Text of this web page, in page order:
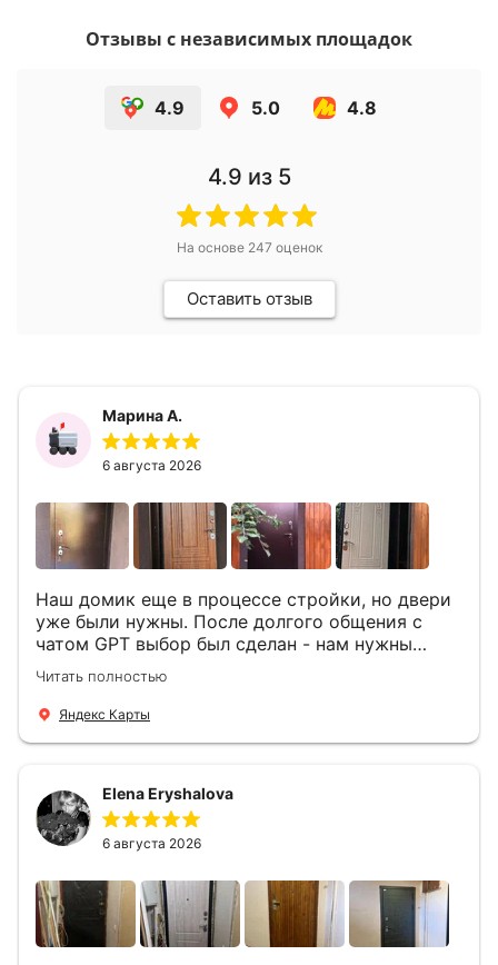
Отзывы с независимых площадок
4.9 5.0 4.8
4.9 из 5
На основе 247 оценок
Оставить отзыв
Марина А.
6 августа 2026
Наш домик еще в процессе стройки, но двери
уже были нужны. После долгого общения с
чатом GPT выбор был сделан - нам нужны
двери Аргус Термо Композит, которые нашлись
в компании ДвериОпт . Менеджер Филипп
ответил на все вопросы, посчитал стоимость и
установили две двери, ответили на все
вопросы . Выполненной работой мы довольны.
Огромная всем благодарность!
Читать полностью
Яндекс Карты
Elena Eryshalova
6 августа 2026